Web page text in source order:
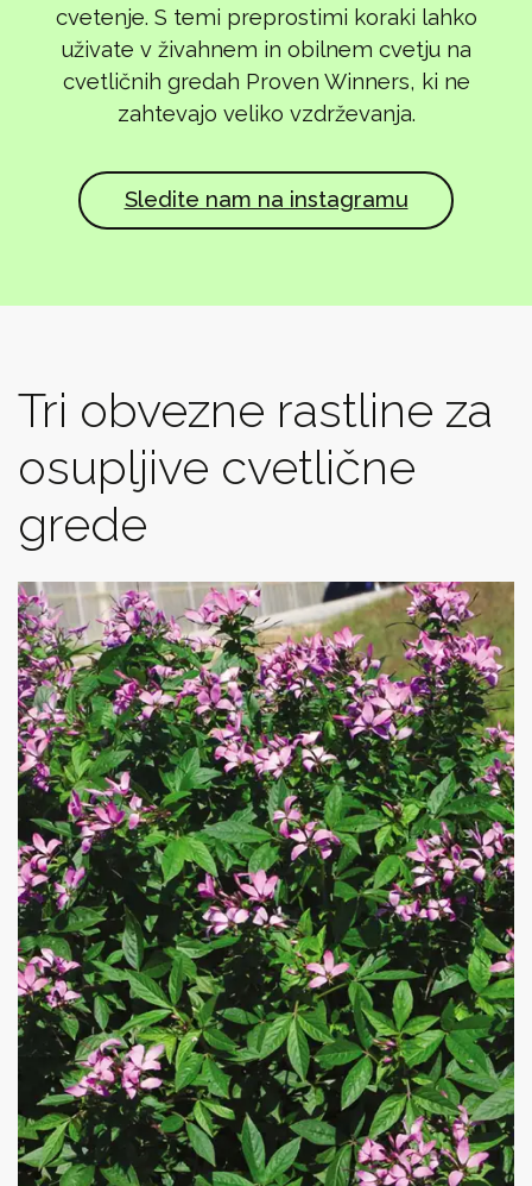
cvetenje. S temi preprostimi koraki lahko
uživate v živahnem in obilnem cvetju na
cvetličnih gredah Proven Winners, ki ne
zahtevajo veliko vzdrževanja.
Sledite nam na instagramu
Tri obvezne rastline za
osupljive cvetlične
grede